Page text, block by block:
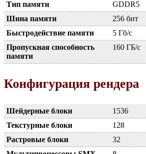
Тип памяти
GDDR5
Шина памяти
256 бит
Быстродействие памяти
5 Гб/с
Пропускная способность
памяти
160 ГБ/с
Конфигурация рендера
Шейдерные блоки
1536
Текстурные блоки
128
Растровые блоки
32